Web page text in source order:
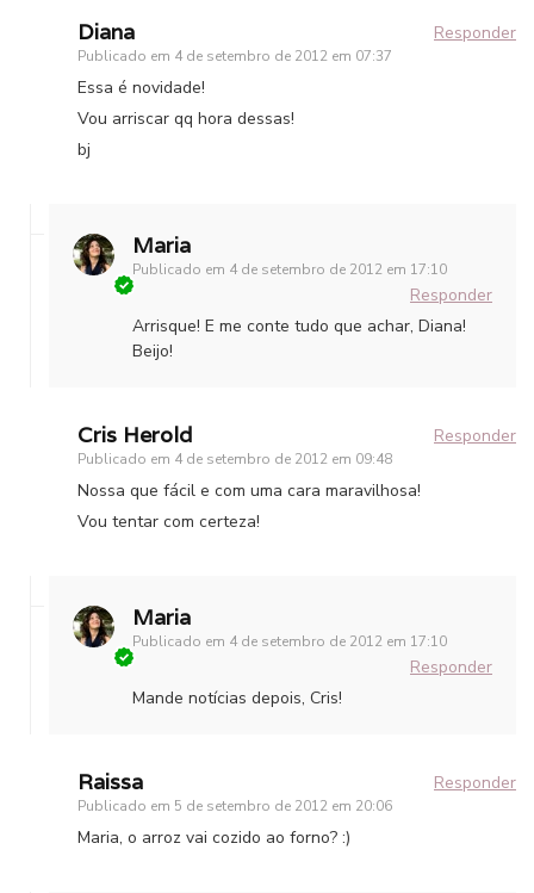
Diana
Publicado em 4 de setembro de 2012 em 07:37
Responder
Essa é novidade!
Vou arriscar qq hora dessas!
bj
Maria
Publicado em 4 de setembro de 2012 em 17:10
Responder
Arrisque! E me conte tudo que achar, Diana!
Beijo!
Cris Herold
Publicado em 4 de setembro de 2012 em 09:48
Responder
Nossa que fácil e com uma cara maravilhosa!
Vou tentar com certeza!
Maria
Publicado em 4 de setembro de 2012 em 17:10
Responder
Mande notícias depois, Cris!
Raissa
Publicado em 5 de setembro de 2012 em 20:06
Responder
Maria, o arroz vai cozido ao forno? :)